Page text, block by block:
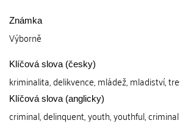
Známka
Výborně
Klíčová slova (česky)
kriminalita, delikvence, mládež, mladiství,
Klíčová slova (anglicky)
criminal, delinquent, youth, youthful,